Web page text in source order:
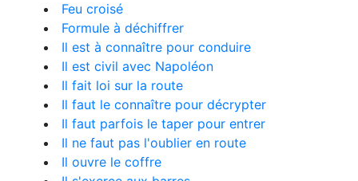
Feu croisé
Formule à déchiffrer
Il est à connaître pour conduire
Il est civil avec Napoléon
Il fait loi sur la route
Il faut le connaître pour décrypter
Il faut parfois le taper pour entrer
Il ne faut pas l'oublier en route
Il ouvre le coffre